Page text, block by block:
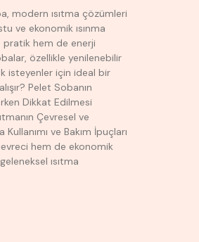
modern ısıtma çözümleri
ve ekonomik ısınma
hem de enerji
özellikle yenilenebilir
isteyenler için ideal bir
Pelet Sobanın
Dikkat Edilmesi
Çevresel ve
ve Bakım İpuçları
hem de ekonomik
ısıtma